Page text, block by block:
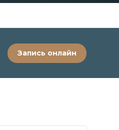
Запись онлайн